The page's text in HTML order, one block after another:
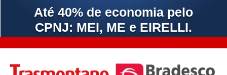
Até 40% de economia pelo
CPNJ: MEI, ME e EIRELLI.